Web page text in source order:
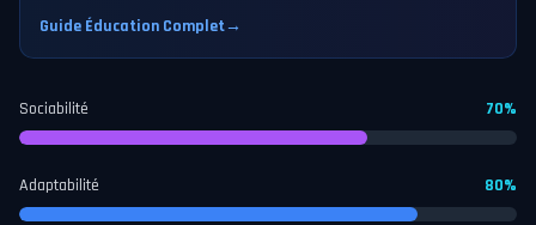
Guide Éducation Complet→
Sociabilité 70%
Adaptabilité 80%